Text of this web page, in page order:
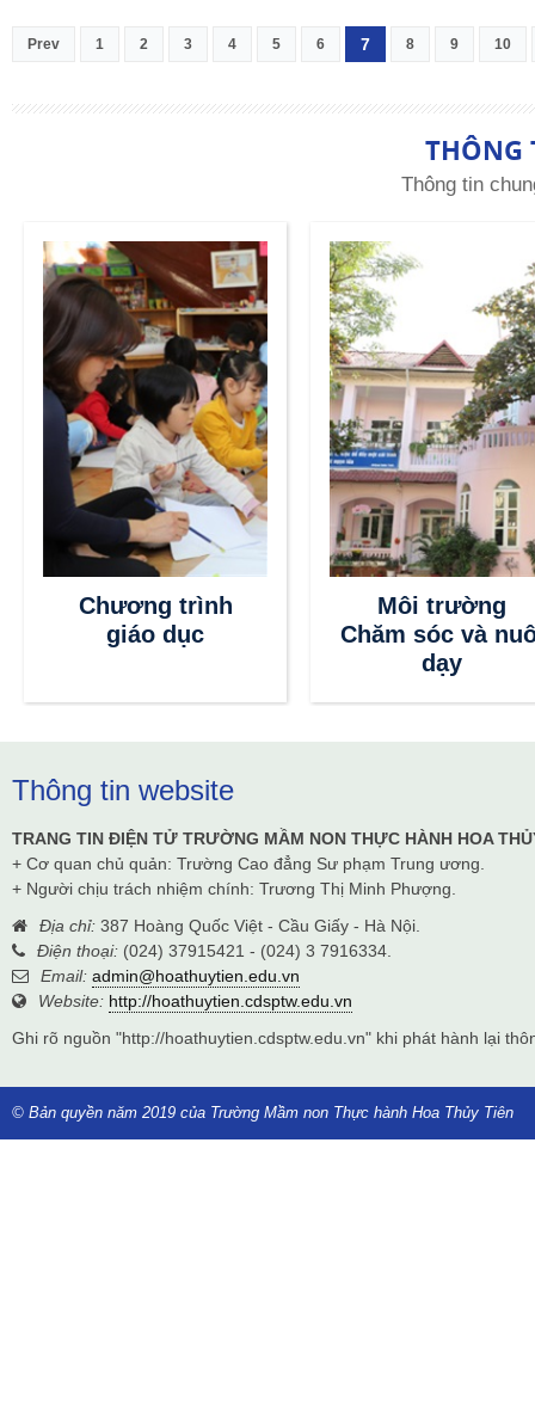
Prev 1 2 3 4 5 6 7 8 9 10
THÔNG
Thông tin
Chương trình
giáo dục
Môi trường
Chăm sóc và
dạy
Thông tin website
TRANG TIN ĐIỆN TỬ TRƯỜNG MẦM NON THỰC HÀNH HOA
+ Cơ quan chủ quản: Trường Cao đẳng Sư phạm Trung ương.
+ Người chịu trách nhiệm chính: Trương Thị Minh Phượng.
Địa chỉ: 387 Hoàng Quốc Việt - Cầu Giấy - Hà Nội.
Điện thoại: (024) 37915421 - (024) 3 7916334.
Email: admin@hoathuytien.edu.vn
Website: http://hoathuytien.cdsptw.edu.vn
Ghi rõ nguồn "http://hoathuytien.cdsptw.edu.vn" khi phát hành lại
© Bản quyền năm 2019 của Trường Mầm non Thực hành Hoa Thủy Tiên